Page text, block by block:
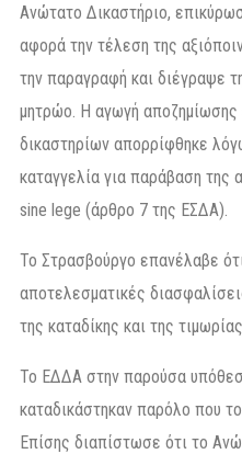
Ανώτατο Δικαστήριο,
αφορά την τέλεση της
την παραγραφή και διέγραψε
μητρώο. Η αγωγή
δικαστηρίων απορρίφθηκε
καταγγελία για παράβαση της
sine lege (άρθρο 7 της ΕΣΔΑ).
Το Στρασβούργο επανέλαβε
αποτελεσματικές
της καταδίκης και της τιμωρίας.
Το ΕΔΔΑ στην παρούσα
καταδικάστηκαν παρόλο που
Επίσης διαπίστωσε ότι το